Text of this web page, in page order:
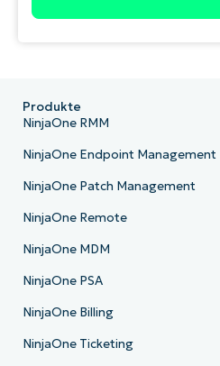
Produkte
NinjaOne RMM
NinjaOne Endpoint Management
NinjaOne Patch Management
NinjaOne Remote
NinjaOne MDM
NinjaOne PSA
NinjaOne Billing
NinjaOne Ticketing